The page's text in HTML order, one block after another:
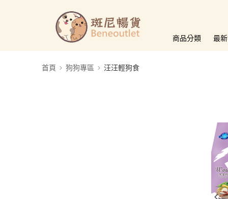
商品分類 最
首頁 狗狗專區 汪汪輕狗食